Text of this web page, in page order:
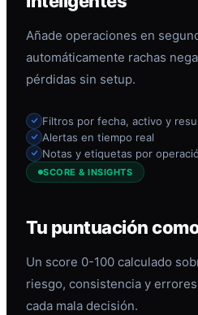
Añade operaciones en
automáticamente rachas
pérdidas sin setup.
Filtros por fecha, activo y
Alertas en tiempo real
Notas y etiquetas por
SCORE & INSIGHTS
Tu puntuación
Un score 0-100 calculado
riesgo, consistencia y
cada mala decisión.